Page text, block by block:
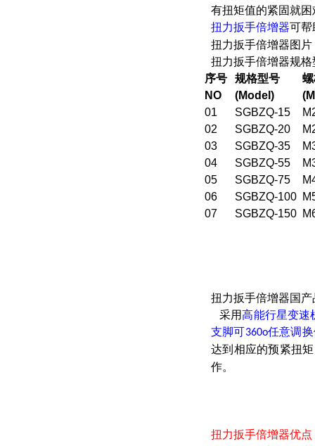
有扭矩值的紧固就
扭力扳手倍增器可帮
扭力扳手倍增器图片
扭力扳手倍增器规
序号
NO
规格型号
(Model)
01
SGBZQ-15
02
SGBZQ-20
03
SGBZQ-35
04
SGBZQ-55
05
SGBZQ-75
06
SGBZQ-100
07
SGBZQ-150
扭力扳手倍增器国产
采用高能行星变速
支脚可360o任意调
达到相应的预紧扭
作。
扭力扳手倍增器优点